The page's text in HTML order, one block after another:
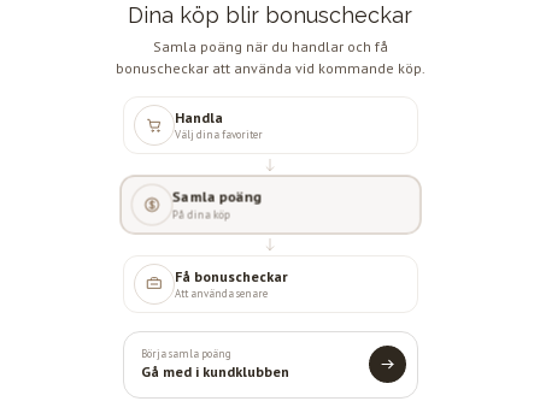
Dina köp blir bonuscheckar
Samla poäng när du handlar och få
bonuscheckar att använda vid kommande köp.
Handla
Välj dina favoriter
Samla poäng
På dina köp
Få bonuscheckar
Att använda senare
Börja samla poäng
Gå med i kundklubben